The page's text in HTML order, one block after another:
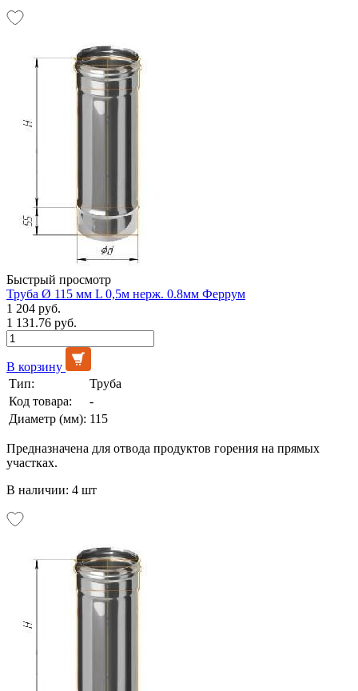
Быстрый просмотр
Труба Ø 115 мм L 0,5м нерж. 0.8мм Феррум
1 204 руб.
1 131.76 руб.
В корзину
Тип:
Труба
Код товара:
-
Диаметр (мм): 115
Предназначена для отвода продуктов горения на прямых
участках.
В наличии: 4 шт